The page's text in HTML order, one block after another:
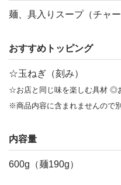
麺、具入りスープ（チャ
おすすめトッピング
☆玉ねぎ（刻み）
☆お店と同じ味を楽しむ具材 ◎
※商品内容に含まれませんので
内容量
600g（麺190g）